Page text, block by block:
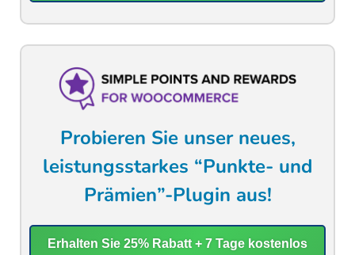
Probieren Sie unser neues,
leistungsstarkes “Punkte- und
Prämien”-Plugin aus!
Erhalten Sie 25% Rabatt + 7 Tage kostenlos